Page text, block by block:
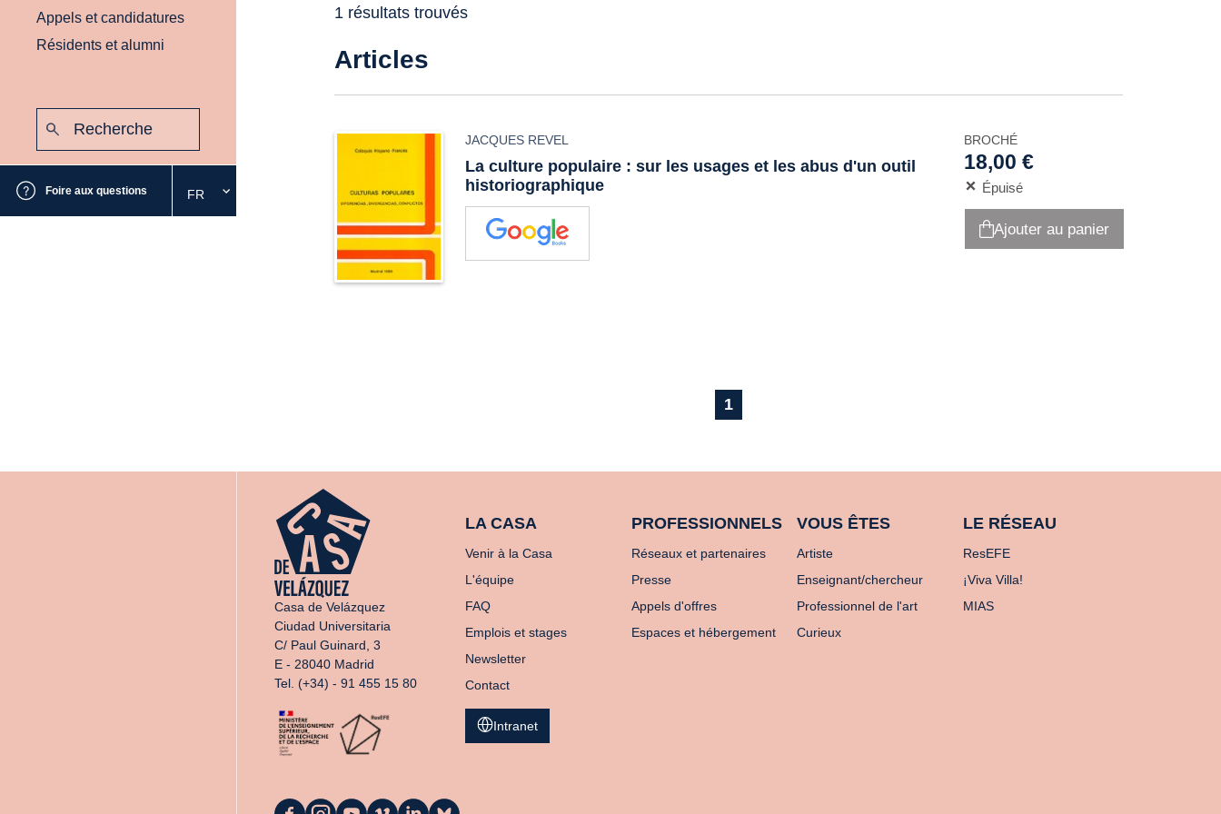
Appels et candidatures
Résidents et alumni
Foire aux questions
Sélectionnez
la
FR
1 résultats trouvés
Articles
JACQUES REVEL
La culture populaire : sur les usages et les abus d'un outil
historiographique
BROCHÉ
18,00 €
Épuisé
Ajouter au panier
1
Casa de Velázquez
Ciudad Universitaria
C/ Paul Guinard, 3
E - 28040 Madrid
Tel. (+34) - 91 455 15 80
LA CASA
Venir à la Casa
L'équipe
FAQ
Emplois et stages
Newsletter
Contact
PROFESSIONNELS
Réseaux et partenaires
Presse
Appels d'offres
Espaces et hébergement
VOUS ÊTES
Artiste
Enseignant/chercheur
Professionnel de l'art
Curieux
LE RÉSEAU
ResEFE
¡Viva Villa!
MIAS
Intranet